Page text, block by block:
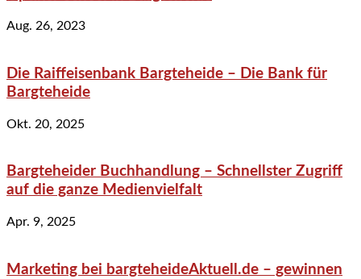
Aug. 26, 2023
Die Raiffeisenbank Bargteheide – Die Bank für
Bargteheide
Okt. 20, 2025
Bargteheider Buchhandlung – Schnellster Zugriff
auf die ganze Medienvielfalt
Apr. 9, 2025
Marketing bei bargteheideAktuell.de – gewinnen